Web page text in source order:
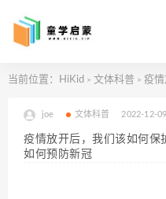
当前位置： HiKid > 文体科普 > 疫情放
joe 文体科普 2022-12-09
疫情放开后，我们该如何保
如何预防新冠